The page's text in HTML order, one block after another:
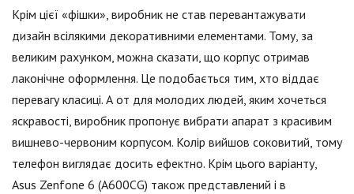
Крім цієї «фішки», виробник не став перевантажувати
дизайн всілякими декоративними елементами. Тому, за
великим рахунком, можна сказати, що корпус отримав
лаконічне оформлення. Це подобається тим, хто віддає
перевагу класиці. А от для молодих людей, яким хочеться
яскравості, виробник пропонує вибрати апарат з красивим
вишнево-червоним корпусом. Колір вийшов соковитий, тому
телефон виглядає досить ефектно. Крім цього варіанту,
Asus Zenfone 6 (A600CG) також представлений і в